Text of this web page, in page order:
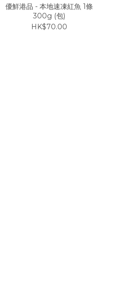
優鮮港品 - 本地速凍紅魚 1條
300g (包)
HK$70.00